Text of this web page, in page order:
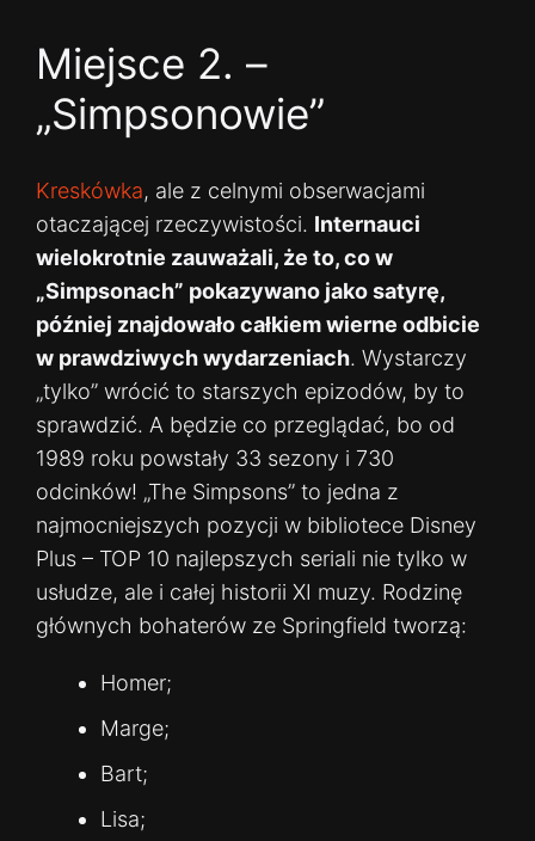
Miejsce 2. –
„Simpsonowie”
Kreskówka, ale z celnymi obserwacjami
otaczającej rzeczywistości. Internauci
wielokrotnie zauważali, że to, co w
„Simpsonach” pokazywano jako satyrę,
później znajdowało całkiem wierne odbicie
w prawdziwych wydarzeniach. Wystarczy
„tylko” wrócić to starszych epizodów, by to
sprawdzić. A będzie co przeglądać, bo od
1989 roku powstały 33 sezony i 730
odcinków! „The Simpsons” to jedna z
najmocniejszych pozycji w bibliotece Disney
Plus – TOP 10 najlepszych seriali nie tylko w
usłudze, ale i całej historii XI muzy. Rodzinę
głównych bohaterów ze Springfield tworzą:
Homer;
Marge;
Bart;
Lisa;